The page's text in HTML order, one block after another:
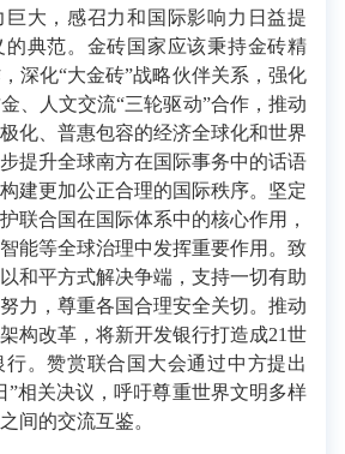
大，感召力和国际影响力日益提
的典范。金砖国家应该秉持金砖精
深化“大金砖”战略伙伴关系，强化
、人文交流“三轮驱动”合作，推动
化、普惠包容的经济全球化和世界
提升全球南方在国际事务中的话语
建更加公正合理的国际秩序。坚定
联合国在国际体系中的核心作用，
能等全球治理中发挥重要作用。致
和平方式解决争端，支持一切有助
力，尊重各国合理安全关切。推动
构改革，将新开发银行打造成21世
。赞赏联合国大会通过中方提出
”相关决议，呼吁尊重世界文明多样
间的交流互鉴。